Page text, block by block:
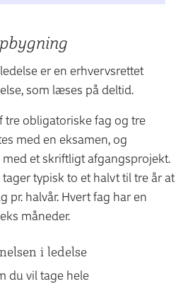
er en erhvervsrettet
som læses på deltid.
tre obligatoriske fag og tre
med en eksamen, og
et skriftligt afgangsprojekt.
typisk to et halvt til tre år at
pr. halvår. Hvert fag har en
måneder.
i ledelse
du vil tage hele